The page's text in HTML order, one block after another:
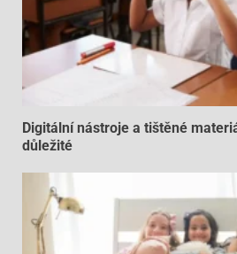
Digitální nástroje a tištěné
důležité